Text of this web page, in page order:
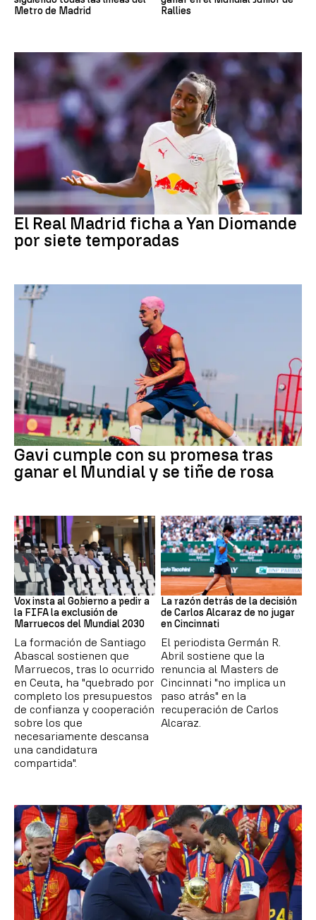
Metro de Madrid
Rallies
Fútbol
El Real Madrid ficha a Yan Diomande
por siete temporadas
Fútbol
Gavi cumple con su promesa tras
ganar el Mundial y se tiñe de rosa
Mundial 2030
Vox insta al Gobierno a pedir a
la FIFA la exclusión de
Marruecos del Mundial 2030
La formación de Santiago
Abascal sostienen que
Marruecos, tras lo ocurrido
en Ceuta, ha "quebrado por
completo los presupuestos
de confianza y cooperación
sobre los que
necesariamente descansa
una candidatura
compartida".
Tenis
La razón detrás de la decisión
de Carlos Alcaraz de no jugar
en Cincinnati
El periodista Germán R.
Abril sostiene que la
renuncia al Masters de
Cincinnati "no implica un
paso atrás" en la
recuperación de Carlos
Alcaraz.